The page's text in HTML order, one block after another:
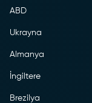
ABD
Ukrayna
Almanya
İngiltere
Brezilya